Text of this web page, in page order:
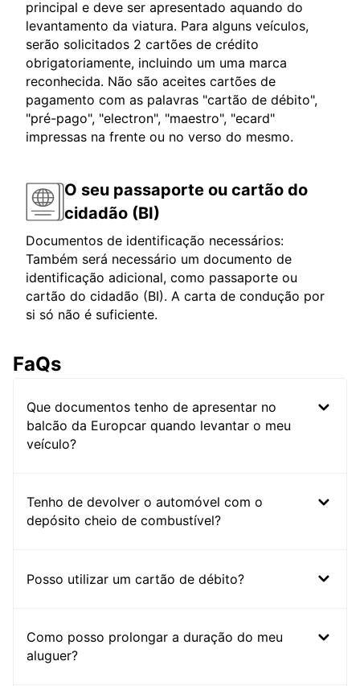
principal e deve ser apresentado aquando do
levantamento da viatura. Para alguns veículos,
serão solicitados 2 cartões de crédito
obrigatoriamente, incluindo um uma marca
reconhecida. Não são aceites cartões de
pagamento com as palavras "cartão de débito",
"pré-pago", "electron", "maestro", "ecard"
impressas na frente ou no verso do mesmo.
O seu passaporte ou cartão do
cidadão (BI)
Documentos de identificação necessários:
Também será necessário um documento de
identificação adicional, como passaporte ou
cartão do cidadão (BI). A carta de condução por
si só não é suficiente.
FaQs
Que documentos tenho de apresentar no
balcão da Europcar quando levantar o meu
veículo?
Tenho de devolver o automóvel com o
depósito cheio de combustível?
Posso utilizar um cartão de débito?
Como posso prolongar a duração do meu
aluguer?